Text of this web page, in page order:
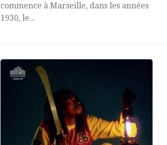
commence à Marseille, dans les années
1930, le...